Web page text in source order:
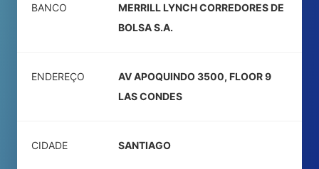
BANCO
MERRILL LYNCH CORREDORES DE
BOLSA S.A.
ENDEREÇO
AV APOQUINDO 3500, FLOOR 9
LAS CONDES
CIDADE SANTIAGO